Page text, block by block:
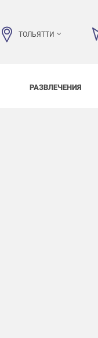
ТОЛЬЯТТИ
РАЗВЛЕЧЕНИЯ